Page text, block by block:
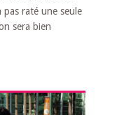
pas raté une seule
sera bien